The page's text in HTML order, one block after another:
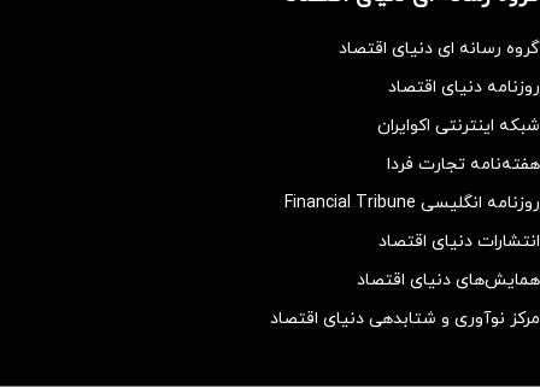
گروه رسانه ای دنیای اقتصاد
روزنامه دنیای اقتصاد
شبکه اینترنتی اکوایران
هفته‌نامه تجارت فردا
روزنامه انگلیسی Financial Tribune
انتشارات دنیای اقتصاد
همایش‌های دنیای اقتصاد
مرکز نوآوری و شتابدهی دنیای اقتصاد